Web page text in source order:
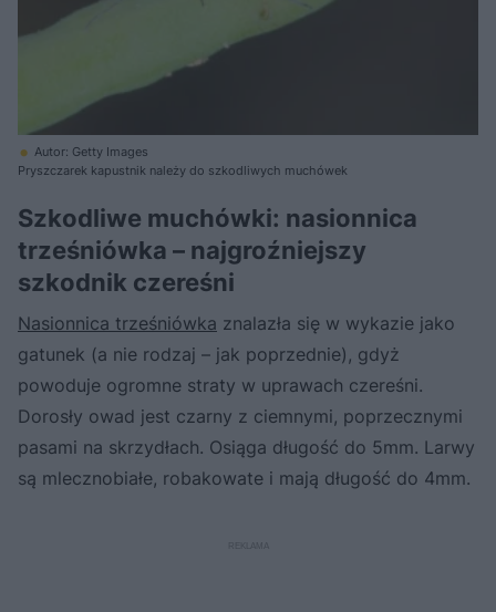
Autor: Getty Images
Pryszczarek kapustnik należy do szkodliwych muchówek
Szkodliwe muchówki: nasionnica
trześniówka – najgroźniejszy
szkodnik czereśni
Nasionnica trześniówka znalazła się w wykazie jako
gatunek (a nie rodzaj – jak poprzednie), gdyż
powoduje ogromne straty w uprawach czereśni.
Dorosły owad jest czarny z ciemnymi, poprzecznymi
pasami na skrzydłach. Osiąga długość do 5mm. Larwy
są mlecznobiałe, robakowate i mają długość do 4mm.